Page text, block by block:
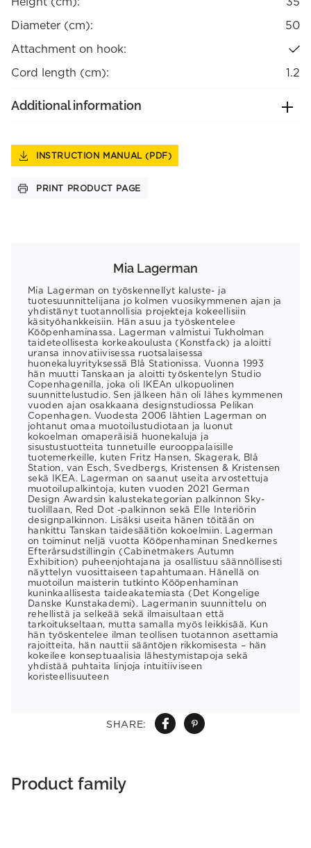
SHARE:
Mia Lagerman
Mia Lagerman on työskennellyt kaluste- ja
tuotesuunnittelijana jo kolmen vuosikymmenen ajan ja
yhdistänyt tuotannollisia projekteja kokeellisiin
käsityöhankkeisiin. Hän asuu ja työskentelee
Kööpenhaminassa. Lagerman valmistui Tukholman
taideteollisesta korkeakoulusta (Konstfack) ja aloitti
uransa innovatiivisessa ruotsalaisessa
huonekaluyrityksessä Blå Stationissa. Vuonna 1993
hän muutti Tanskaan ja aloitti työskentelyn Studio
Copenhagenilla, joka oli IKEAn ulkopuolinen
suunnittelustudio. Sen jälkeen hän oli lähes kymmenen
vuoden ajan osakkaana designstudiossa Pelikan
Copenhagen. Vuodesta 2006 lähtien Lagerman on
johtanut omaa muotoilustudiotaan ja luonut
kokoelman omaperäisiä huonekaluja ja
sisustustuotteita tunnetuille eurooppalaisille
tuotemerkeille, kuten Fritz Hansen, Skagerak, Blå
Station, van Esch, Svedbergs, Kristensen & Kristensen
sekä IKEA. Lagerman on saanut useita arvostettuja
muotoilupalkintoja, kuten vuoden 2021 German
Design Awardsin kalustekategorian palkinnon Sky-
tuolillaan, Red Dot -palkinnon sekä Elle Interiörin
designpalkinnon. Lisäksi useita hänen töitään on
hankittu Tanskan taidesäätiön kokoelmiin. Lagerman
on toiminut neljä vuotta Kööpenhaminan Snedkernes
Efterårsudstillingin (Cabinetmakers Autumn
Exhibition) puheenjohtajana ja osallistuu säännöllisesti
näyttelyn vuosittaiseen tapahtumaan. Hänellä on
muotoilun maisterin tutkinto Kööpenhaminan
kuninkaallisesta taideakatemiasta (Det Kongelige
Danske Kunstakademi). Lagermanin suunnittelu on
rehellistä ja selkeää sekä ilmaisultaan että
tarkoitukseltaan, mutta samalla myös leikkisää. Kun
hän työskentelee ilman teollisen tuotannon asettamia
rajoitteita, hän nauttii sääntöjen rikkomisesta – hän
kokeilee konseptuaalisia lähestymistapoja sekä
yhdistää puhtaita linjoja intuitiiviseen
koristeellisuuteen
Diameter (cm):
50
Attachment on hook:
Cord length (cm):
1.2
Additional information
INSTRUCTION MANUAL (PDF)
PRINT PRODUCT PAGE
Product family